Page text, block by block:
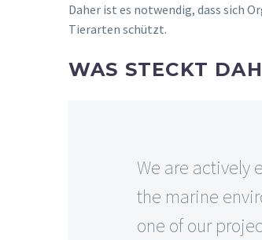
Daher ist es notwendig, dass sich
Tierarten schützt.
WAS STECKT
We are actively
the marine
one of our